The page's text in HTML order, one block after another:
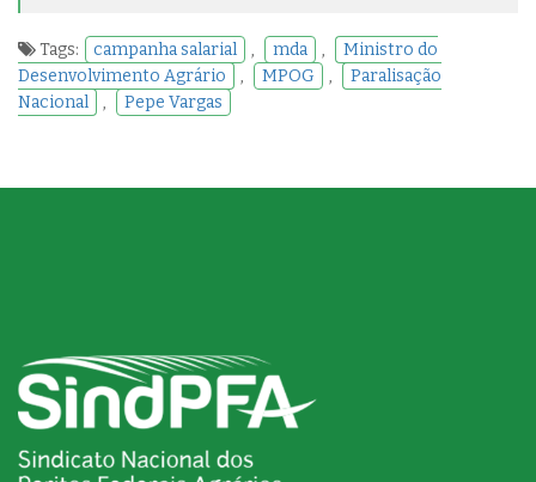
Tags: campanha salarial , mda ,
Ministro do
Desenvolvimento Agrário
, MPOG ,
Paralisação
Nacional
, Pepe Vargas